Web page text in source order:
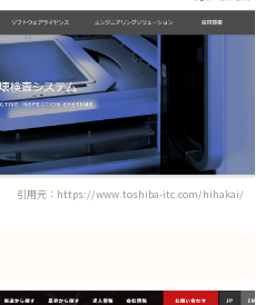
引用元：https://www.toshiba-itc.com/hihakai/